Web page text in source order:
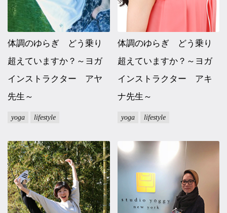
体調のゆらぎ どう乗り
超えていますか？～ヨガ
インストラクター アヤ
先生～
yoga lifestyle
体調のゆらぎ どう乗り
超えていますか？～ヨガ
インストラクター アキ
ナ先生～
yoga lifestyle